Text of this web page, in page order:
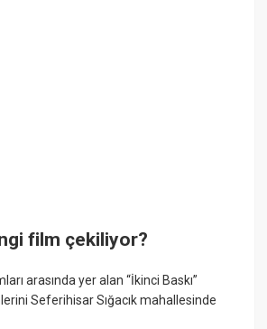
film çekiliyor?
arasında yer alan “İkinci Baskı”
Seferihisar Sığacık mahallesinde